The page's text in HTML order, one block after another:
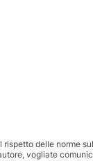
rispetto delle norme
vogliate